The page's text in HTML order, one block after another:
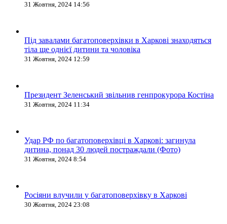
31 Жовтня, 2024 14:56
Під завалами багатоповерхівки в Харкові знаходяться
тіла ще однієї дитини та чоловіка
31 Жовтня, 2024 12:59
Президент Зеленський звільнив генпрокурора Костіна
31 Жовтня, 2024 11:34
Удар РФ по багатоповерхівці в Харкові: загинула
дитина, понад 30 людей постраждали (Фото)
31 Жовтня, 2024 8:54
Росіяни влучили у багатоповерхівку в Харкові
30 Жовтня, 2024 23:08